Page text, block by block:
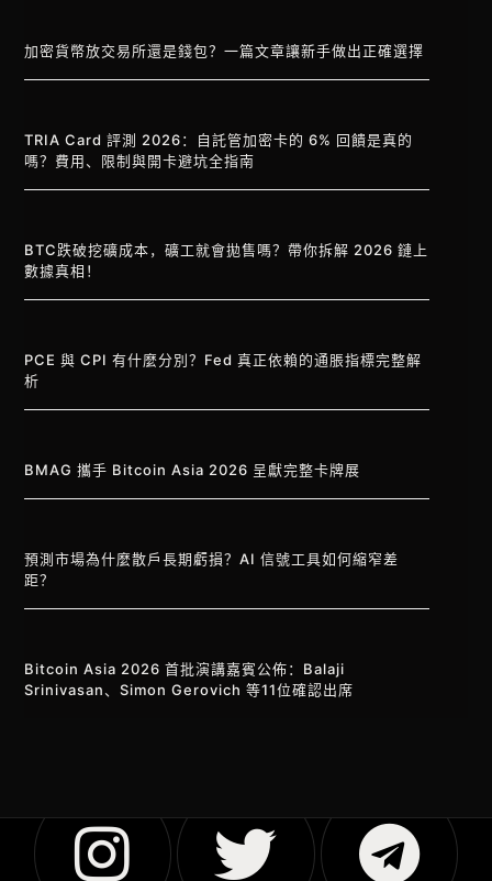
加密貨幣放交易所還是錢包？一篇文章讓新手做出正確選擇
TRIA Card 評測 2026：自託管加密卡的 6% 回饋是真的
嗎？費用、限制與開卡避坑全指南
BTC跌破挖礦成本，礦工就會拋售嗎？帶你拆解 2026 鏈上
數據真相！
PCE 與 CPI 有什麼分別？Fed 真正依賴的通脹指標完整解
析
BMAG 攜手 Bitcoin Asia 2026 呈獻完整卡牌展
預測市場為什麼散戶長期虧損？AI 信號工具如何縮窄差
距？
Bitcoin Asia 2026 首批演講嘉賓公佈：Balaji
Srinivasan、Simon Gerovich 等11位確認出席